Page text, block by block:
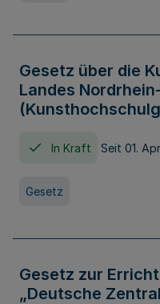
Gesetz über die
Landes
In Kraft Seit 01.
Gesetz
Gesetz zur
„Deutsche